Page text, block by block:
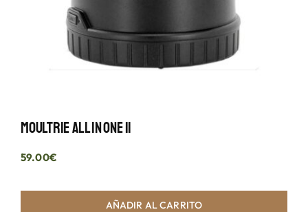
Moultrie All In One II
59.00€
AÑADIR AL CARRITO